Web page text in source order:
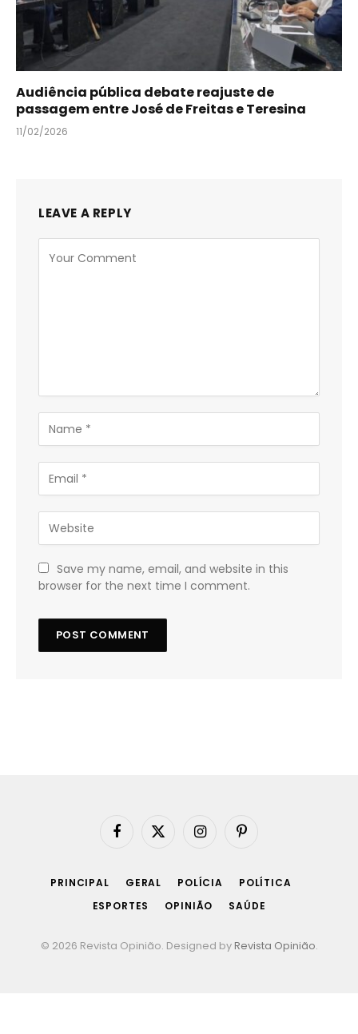
Audiência pública debate reajuste de
passagem entre José de Freitas e Teresina
11/02/2026
LEAVE A REPLY
Save my name, email, and website in this
browser for the next time I comment.
Facebook
X
InstagramPinterest
PRINCIPAL GERAL POLÍCIA
POLÍTICA
ESPORTES
OPINIÃO SAÚDE
© 2026 Revista Opinião. Designed by Revista Opinião.